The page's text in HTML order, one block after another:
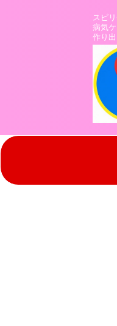
スピ
病気
作り